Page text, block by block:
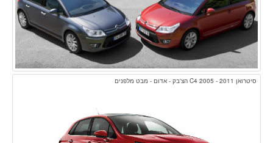
סיטרואן C4 2005 - 2011 הצ'בק - אדום - מבט מלפנים